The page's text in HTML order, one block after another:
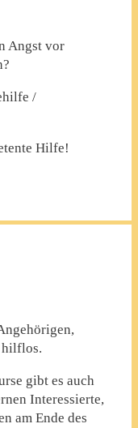
Angst vor
/
Hilfe!
hilflos.
gibt es auch
Interessierte,
am Ende des